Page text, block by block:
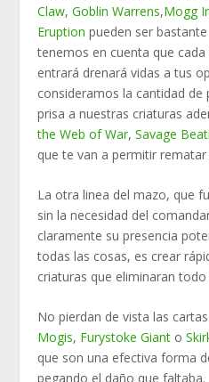
Claw,Goblin Warrens,Mogg
Eruption pueden ser
tenemos en cuenta que
entrará drenará vidas a tus
consideramos la cantidad de
prisa a nuestras criaturas
the Web of War,Savage
que te van a permitir
La otra linea del mazo, que
sin la necesidad del
claramente su presencia
todas las cosas, es crear
criaturas que eliminaran todo
No pierdan de vista las
Mogis, Furystoke Giant o
que son una efectiva forma
pegando el daño que faltaba.